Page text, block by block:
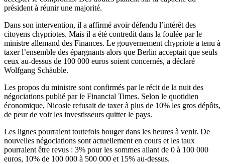
président à réunir une majorité.
Dans son intervention, il a affirmé avoir défendu l’intérêt des
citoyens chypriotes. Mais il a été contredit dans la foulée par le
ministre allemand des Finances. Le gouvernement chypriote a tenu à
taxer l’ensemble des épargnants alors que Berlin acceptait que seuls
ceux au-dessus de 100 000 euros soient concernés, a déclaré
Wolfgang Schäuble.
Les propos du ministre sont confirmés par le récit de la nuit des
négociations publié par le Financial Times. Selon le quotidien
économique, Nicosie refusait de taxer à plus de 10% les gros dépôts,
de peur de voir les investisseurs quitter le pays.
Les lignes pourraient toutefois bouger dans les heures à venir. De
nouvelles négociations sont actuellement en cours et les taux
pourraient être revus : 3% pour les sommes allant de 0 à 100 000
euros, 10% de 100 000 à 500 000 et 15% au-dessus.